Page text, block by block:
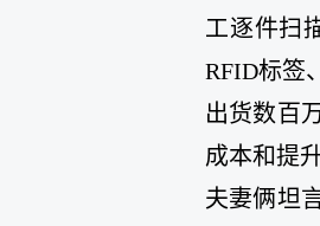
工逐件扫
RFID标签
出货数百
成本和提
夫妻俩坦